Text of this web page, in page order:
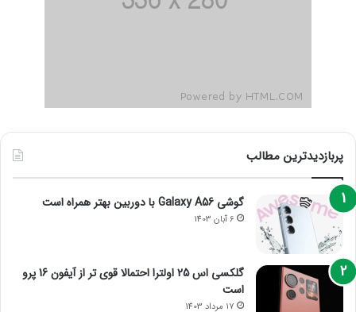
پربازدیدترین مطالب
گوشی Galaxy A56 با دوربین بهتر همراه است
6 آبان 1403
گلکسی اس 25 اولترا احتمالا قوی تر از آیفون 16 پرو
است
17 مرداد 1403